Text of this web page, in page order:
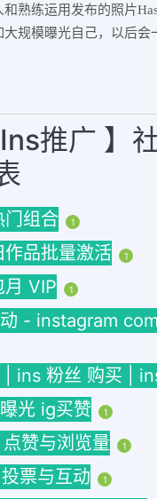
熟练运用发布的照片
规模曝光自己，以后会
推广 】
门组合 1
品批量激活 1
VIP 1
- instagram
| ins 粉丝 购买 |
光 ig买赞 1
赞与浏览量 1
票与互动 1